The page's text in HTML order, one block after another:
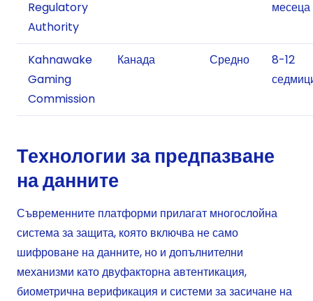
Regulatory
Authority
месеца
Kahnawake
Gaming
Commission
Канада Средно
8-12
Технологии за предпазване
на данните
Съвременните платформи прилагат многослойна
система за защита, която включва не само
шифроване на данните, но и допълнителни
механизми като двуфакторна автентикация,
биометрична верификация и системи за засичане на